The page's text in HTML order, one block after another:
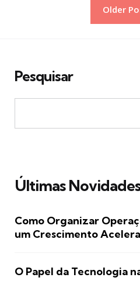
Older
Pesquisar
Últimas Novidades
Como Organizar
um Crescimento
O Papel da Tecnologia